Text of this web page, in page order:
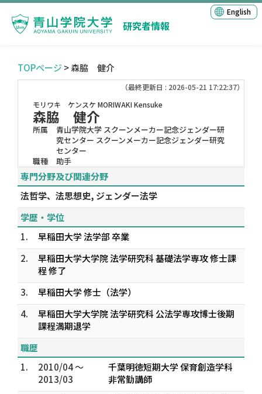
研究者情報
English
TOPページ > 森脇 健介
（最終更新日 : 2026-05-21 17:22:37）
モリワキ ケンスケ MORIWAKI Kensuke
森脇 健介
所属
青山学院大学 スクーンメーカー記念ジェンダー研
究センター スクーンメーカー記念ジェンダー研究
センター
職種
助手
専門分野及び関連分野
法哲学、法思想史, ジェンダー法学
学歴・学位
1.
早稲田大学 法学部 卒業
2.
早稲田大学大学院 法学研究科 基礎法学専攻 修士課
程 修了
3.
早稲田大学 修士（法学）
4.
早稲田大学大学院 法学研究科 公法学専攻博士後期
課程満期退学
職歴
1.
2010/04 ～
2013/03
千葉明徳短期大学 保育創造学科
非常勤講師